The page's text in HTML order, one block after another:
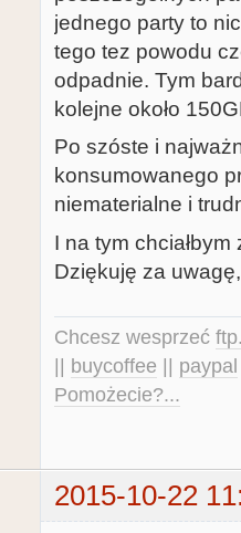
jednego party to
tego tez powodu
odpadnie. Tym
kolejne około
Po szóste i
konsumowanego
niematerialne i
I na tym
Dziękuję za
Chcesz wesprzeć
buycoffee paypal
Pomożecie?...
2015-10-22